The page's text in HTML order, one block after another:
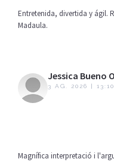
Entretenida, divertida y ágil.
Madaula.
Jessica Bueno
3 AG. 2026 |
Magnífica interpretació i